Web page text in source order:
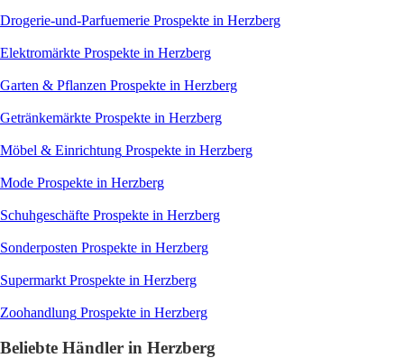
Drogerie-und-Parfuemerie Prospekte in Herzberg
Elektromärkte Prospekte in Herzberg
Garten & Pflanzen Prospekte in Herzberg
Getränkemärkte Prospekte in Herzberg
Möbel & Einrichtung Prospekte in Herzberg
Mode Prospekte in Herzberg
Schuhgeschäfte Prospekte in Herzberg
Sonderposten Prospekte in Herzberg
Supermarkt Prospekte in Herzberg
Zoohandlung Prospekte in Herzberg
Beliebte Händler in Herzberg